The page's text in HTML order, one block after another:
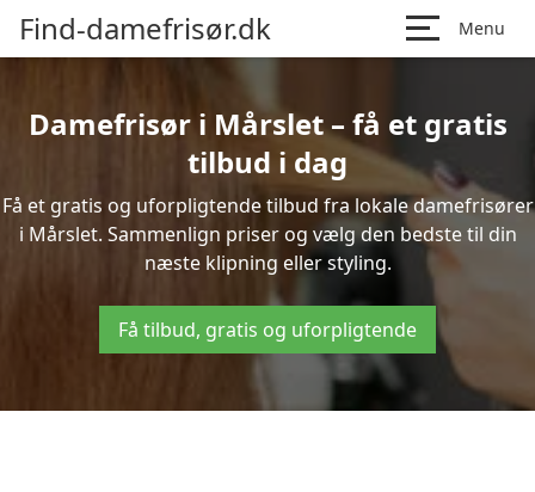
Find-damefrisør.dk Menu
Damefrisør i Mårslet – få et gratis
tilbud i dag
Få et gratis og uforpligtende tilbud fra lokale damefrisører
i Mårslet. Sammenlign priser og vælg den bedste til din
næste klipning eller styling.
Få tilbud, gratis og uforpligtende